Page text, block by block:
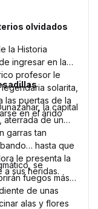
olvidados
la Historia
ingresar en la
profesor le
solarita,
las puertas de la
en el árido
la capital
aterrada de un
garras tan
hasta que
le presenta la
sus heridas.
se
fuegos más
de unas
alas y flores